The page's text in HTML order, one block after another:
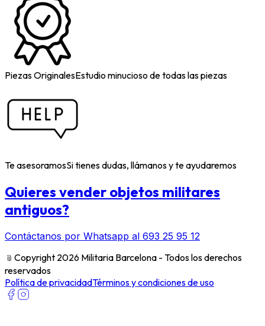
Piezas OriginalesEstudio minucioso de todas las piezas
Te asesoramosSi tienes dudas, llámanos y te ayudaremos
Quieres vender objetos militares
antiguos?
Contáctanos por Whatsapp al 693 25 95 12
﹫ Copyright 2026 Militaria Barcelona - Todos los derechos
reservados
Política de privacidadTérminos y condiciones de uso